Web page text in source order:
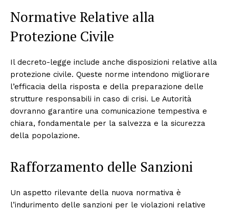
Normative Relative alla
Protezione Civile
Il decreto-legge include anche disposizioni relative alla
protezione civile. Queste norme intendono migliorare
l’efficacia della risposta e della preparazione delle
strutture responsabili in caso di crisi. Le Autorità
dovranno garantire una comunicazione tempestiva e
chiara, fondamentale per la salvezza e la sicurezza
della popolazione.
Rafforzamento delle Sanzioni
Un aspetto rilevante della nuova normativa è
l’indurimento delle sanzioni per le violazioni relative